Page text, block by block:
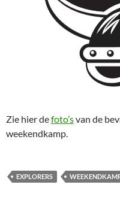
Zie hier defoto’svan de
weekendkamp.
EXPLORERS